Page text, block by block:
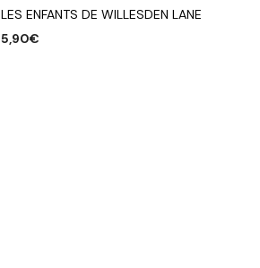
LES ENFANTS DE WILLESDEN LANE
5,90€